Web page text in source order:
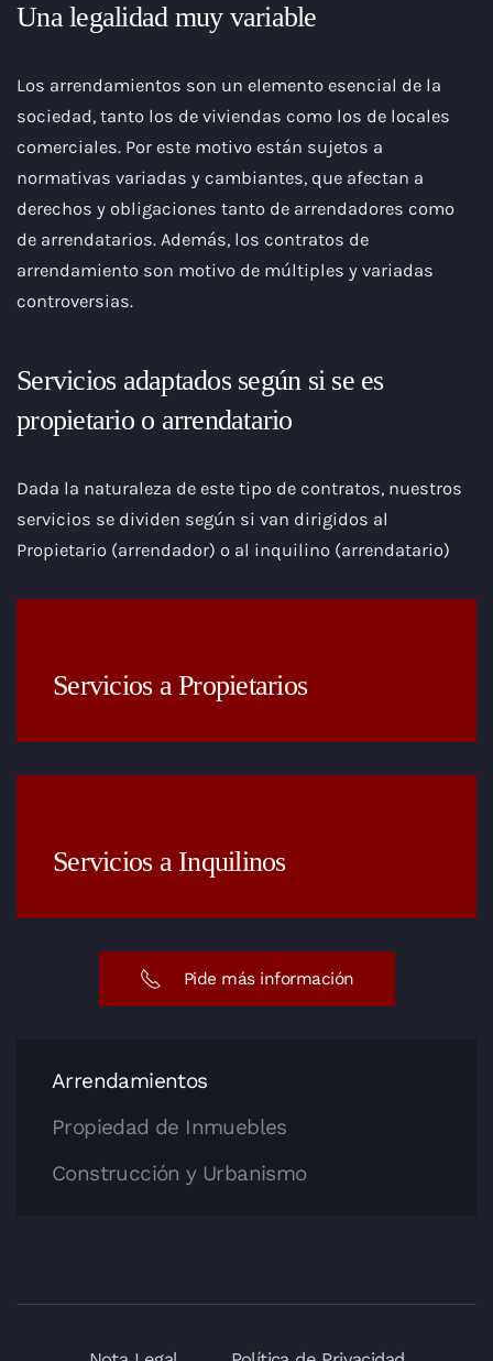
Una legalidad muy variable
Los arrendamientos son un elemento esencial de la
sociedad, tanto los de viviendas como los de locales
comerciales. Por este motivo están sujetos a
normativas variadas y cambiantes, que afectan a
derechos y obligaciones tanto de arrendadores como
de arrendatarios. Además, los contratos de
arrendamiento son motivo de múltiples y variadas
controversias.
Servicios adaptados según si se es
propietario o arrendatario
Dada la naturaleza de este tipo de contratos, nuestros
servicios se dividen según si van dirigidos al
Propietario (arrendador) o al inquilino (arrendatario)
Servicios a Propietarios
Servicios a Inquilinos
Pide más información
Arrendamientos
Propiedad de Inmuebles
Construcción y Urbanismo